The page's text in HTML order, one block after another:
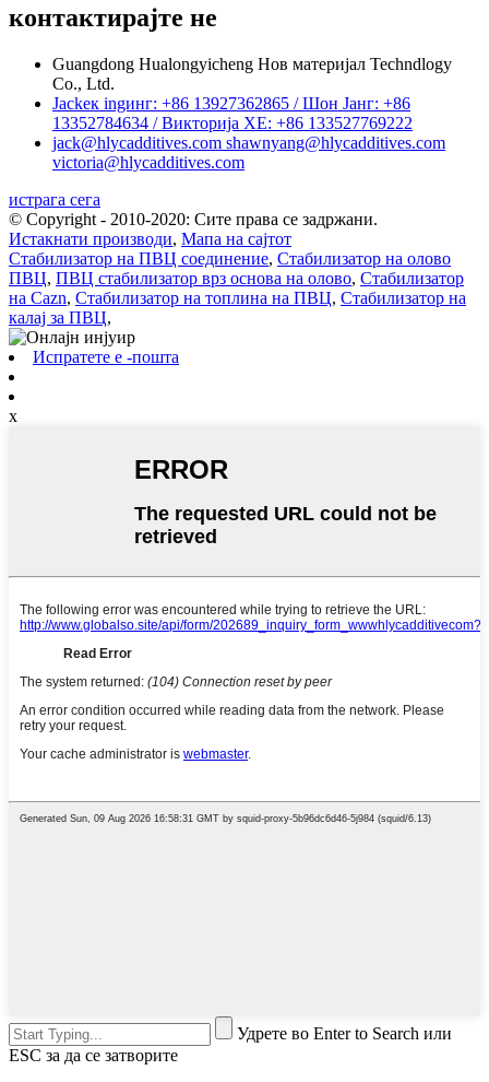
контактирајте не
Guangdong Hualongyicheng Нов материјал Techndlogy
Co., Ltd.
Jackек ingинг: +86 13927362865 / Шон Јанг: +86
13352784634 / Викторија ХЕ: +86 133527769222
jack@hlycadditives.com shawnyang@hlycadditives.com
victoria@hlycadditives.com
истрага сега
© Copyright - 2010-2020: Сите права се задржани.
Истакнати производи, Мапа на сајтот
Стабилизатор на ПВЦ соединение, Стабилизатор на олово
ПВЦ, ПВЦ стабилизатор врз основа на олово, Стабилизатор
на Cazn, Стабилизатор на топлина на ПВЦ, Стабилизатор на
калај за ПВЦ,
Испратете е -пошта
x
Удрете во Enter to Search или
ESC за да се затворите